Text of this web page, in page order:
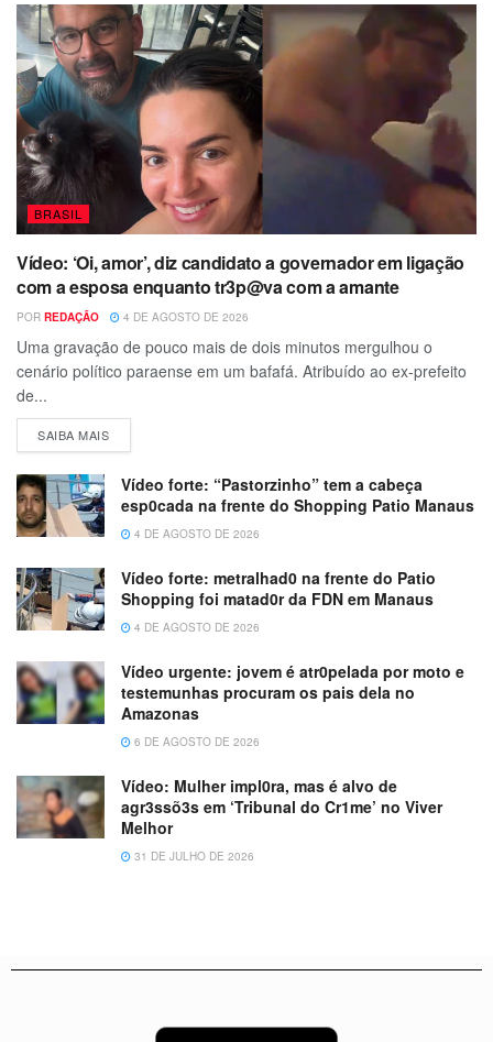
BRASIL
Vídeo: ‘Oi, amor’, diz candidato a governador em ligação
com a esposa enquanto tr3p@va com a amante
POR REDAÇÃO 4 DE AGOSTO DE 2026
Uma gravação de pouco mais de dois minutos mergulhou o
cenário político paraense em um bafafá. Atribuído ao ex-prefeito
de...
SAIBA MAIS
Vídeo forte: “Pastorzinho” tem a cabeça
esp0cada na frente do Shopping Patio Manaus
4 DE AGOSTO DE 2026
Vídeo forte: metralhad0 na frente do Patio
Shopping foi matad0r da FDN em Manaus
4 DE AGOSTO DE 2026
Vídeo urgente: jovem é atr0pelada por moto e
testemunhas procuram os pais dela no
Amazonas
6 DE AGOSTO DE 2026
Vídeo: Mulher impl0ra, mas é alvo de
agr3ssõ3s em ‘Tribunal do Cr1me’ no Viver
Melhor
31 DE JULHO DE 2026